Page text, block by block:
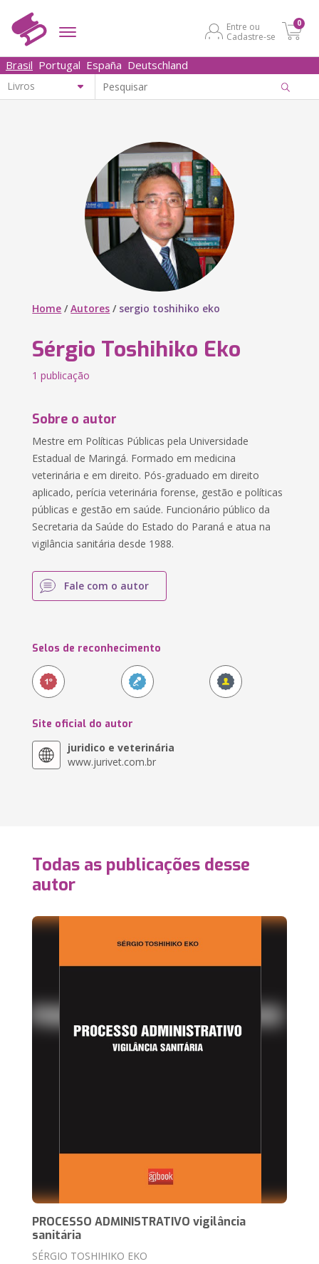
Entre ou
Cadastre-se
0
Brasil Portugal España Deutschland
Home /Autores / sergio toshihiko eko
Sérgio Toshihiko Eko
1 publicação
Sobre o autor
Mestre em Políticas Públicas pela Universidade
Estadual de Maringá. Formado em medicina
veterinária e em direito. Pós-graduado em direito
aplicado, perícia veterinária forense, gestão e políticas
públicas e gestão em saúde. Funcionário público da
Secretaria da Saúde do Estado do Paraná e atua na
vigilância sanitária desde 1988.
Fale com o autor
Selos de reconhecimento
Site oficial do autor
juridico e veterinária
www.jurivet.com.br
Todas as publicações desse
autor
PROCESSO ADMINISTRATIVO vigilância
sanitária
SÉRGIO TOSHIHIKO EKO